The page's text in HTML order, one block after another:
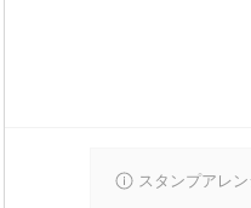
スタンプアレ